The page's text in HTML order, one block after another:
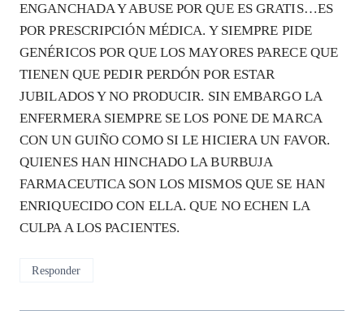
ENGANCHADA Y ABUSE POR QUE ES GRATIS…ES
POR PRESCRIPCIÓN MÉDICA. Y SIEMPRE PIDE
GENÉRICOS POR QUE LOS MAYORES PARECE QUE
TIENEN QUE PEDIR PERDÓN POR ESTAR
JUBILADOS Y NO PRODUCIR. SIN EMBARGO LA
ENFERMERA SIEMPRE SE LOS PONE DE MARCA
CON UN GUIÑO COMO SI LE HICIERA UN FAVOR.
QUIENES HAN HINCHADO LA BURBUJA
FARMACEUTICA SON LOS MISMOS QUE SE HAN
ENRIQUECIDO CON ELLA. QUE NO ECHEN LA
CULPA A LOS PACIENTES.
Responder